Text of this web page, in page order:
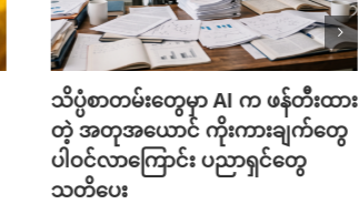
သိပ္ပံစာတမ်းတွေမှာ AI က ဖန်တီးထား
တဲ့ အတုအယောင် ကိုးကားချက်တွေ
ပါဝင်လာကြောင်း ပညာရှင်တွေ
သတိပေး